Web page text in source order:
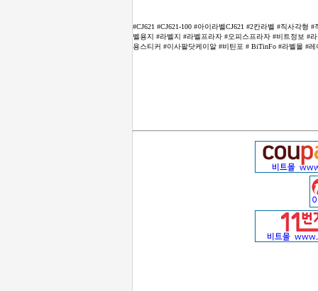
#CJ621 #CJ621-100 #아이라벨CJ621 #2칸라벨 #직사각
벨용지 #라벨지 #라벨프라자 #오피스프라자 #비트정보 #
용스티커 #이사팔닷케이알 #비틴포 # BiTinFo #라벨몰 #